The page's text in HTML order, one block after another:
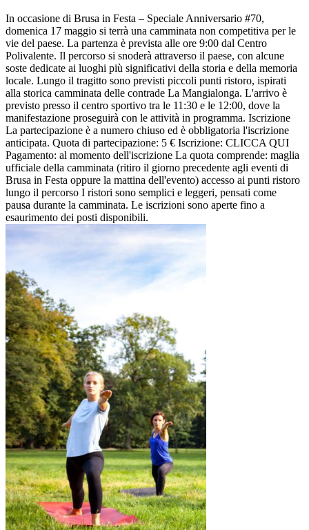
In occasione di Brusa in Festa – Speciale Anniversario #70,
domenica 17 maggio si terrà una camminata non competitiva per le
vie del paese. La partenza è prevista alle ore 9:00 dal Centro
Polivalente. Il percorso si snoderà attraverso il paese, con alcune
soste dedicate ai luoghi più significativi della storia e della memoria
locale. Lungo il tragitto sono previsti piccoli punti ristoro, ispirati
alla storica camminata delle contrade La Mangialonga. L'arrivo è
previsto presso il centro sportivo tra le 11:30 e le 12:00, dove la
manifestazione proseguirà con le attività in programma. Iscrizione
La partecipazione è a numero chiuso ed è obbligatoria l'iscrizione
anticipata. Quota di partecipazione: 5 € Iscrizione: CLICCA QUI
Pagamento: al momento dell'iscrizione La quota comprende: maglia
ufficiale della camminata (ritiro il giorno precedente agli eventi di
Brusa in Festa oppure la mattina dell'evento) accesso ai punti ristoro
lungo il percorso I ristori sono semplici e leggeri, pensati come
pausa durante la camminata. Le iscrizioni sono aperte fino a
esaurimento dei posti disponibili.